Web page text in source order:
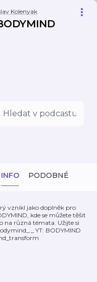
Kolenyak
INFO PODOBNÉ
vznikl jako doplněk pro
kde se můžete těšit
na různá témata. Užijte si
YT: BODYMIND